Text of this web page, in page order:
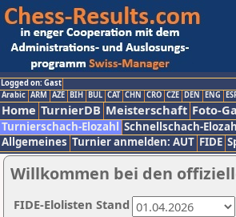
Logged on: Gast
Arabic ARM AZE BIH BUL CAT CHN CRO CZE DEN ENG
Home TurnierDB Meisterschaft Foto-
Turnierschach-Elozahl Schnellschach-
Allgemeines Turnier anmelden: AUT FIDE
Willkommen bei den
FIDE-Elolisten Stand